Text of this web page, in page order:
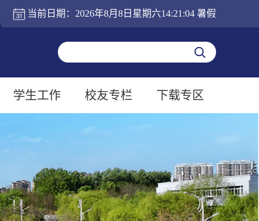
当前日期： 2026年8月8日星期六14:21:04 暑假
学生工作 校友专栏 下载专区